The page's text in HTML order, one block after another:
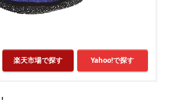
楽天市場で探す Yahoo!で探す